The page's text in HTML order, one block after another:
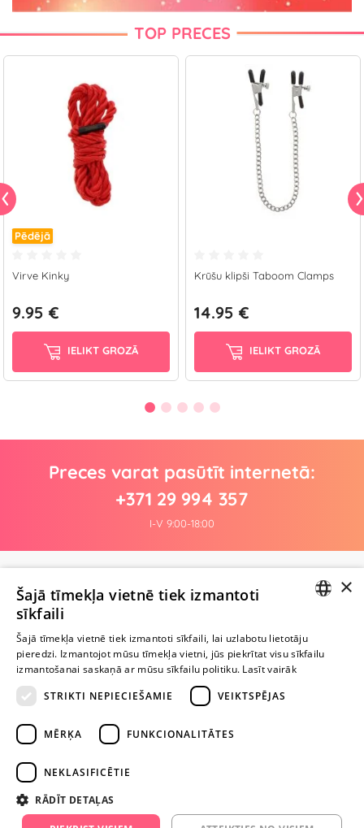
TOP PRECES
Pēdējā
Virve Kinky
9.95 €
IELIKT GROZĀ
Krūšu klipši Taboom Clamps
14.95 €
IELIKT GROZĀ
Preces varat pasūtīt internetā:
+371 29 994 357
I-V 9:00-18:00
Esi pirmais!
Uzraksti atsauksmi un SAŅEM DĀVANU!
šo vietni vari tikai no 18 gadu vecuma.
+371 29 994 357
RUSSIAN
×
Šajā tīmekļa vietnē tiek izmantoti
sīkfaili
Šajā tīmekļa vietnē tiek izmantoti sīkfaili, lai uzlabotu lietotāju
pieredzi. Izmantojot mūsu tīmekļa vietni, jūs piekrītat visu sīkfailu
izmantošanai saskaņā ar mūsu sīkfailu politiku. Lasīt vairāk
STRIKTI NEPIECIEŠAMIE
VEIKTSPĒJAS
MĒRĶA FUNKCIONALITĀTES
NEKLASIFICĒTIE
RĀDĪT DETAĻAS